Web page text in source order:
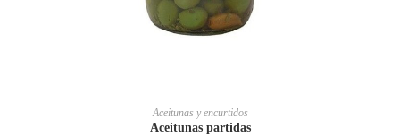
AÑADIR AL CARRITO
Aceitunas y encurtidos
Aceitunas partidas